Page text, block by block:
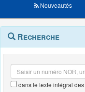
Nouveautés
Navigation
outils
Menu
contextuel
Recherche
dans le texte intégral